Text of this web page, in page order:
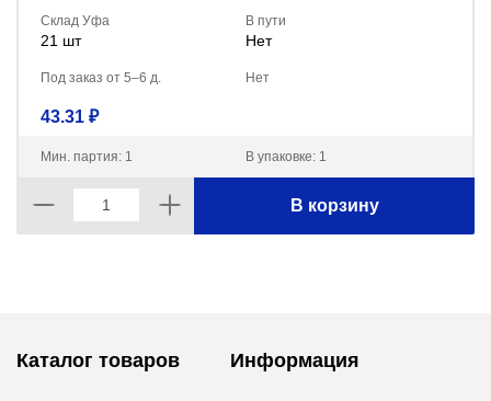
Склад Уфа
21 шт
В пути
Нет
Под заказ от 5–6 д. Нет
43.31 ₽
Мин. партия: 1 В упаковке: 1
В корзину
Каталог товаров Информация